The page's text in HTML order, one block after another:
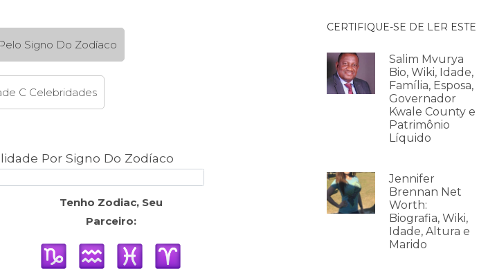
Signo Do Zodíaco
C Celebridades
Por Signo Do Zodíaco
Tenho Zodiac, Seu
Parceiro:
CERTIFIQUE-SE DE LER ESTE
Salim Mvurya
Bio, Wiki, Idade,
Família, Esposa,
Governador
Kwale County e
Patrimônio
Líquido
Jennifer
Brennan Net
Worth:
Biografia, Wiki,
Idade, Altura e
Marido